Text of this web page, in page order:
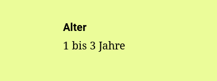
Alter
1 bis 3 Jahre